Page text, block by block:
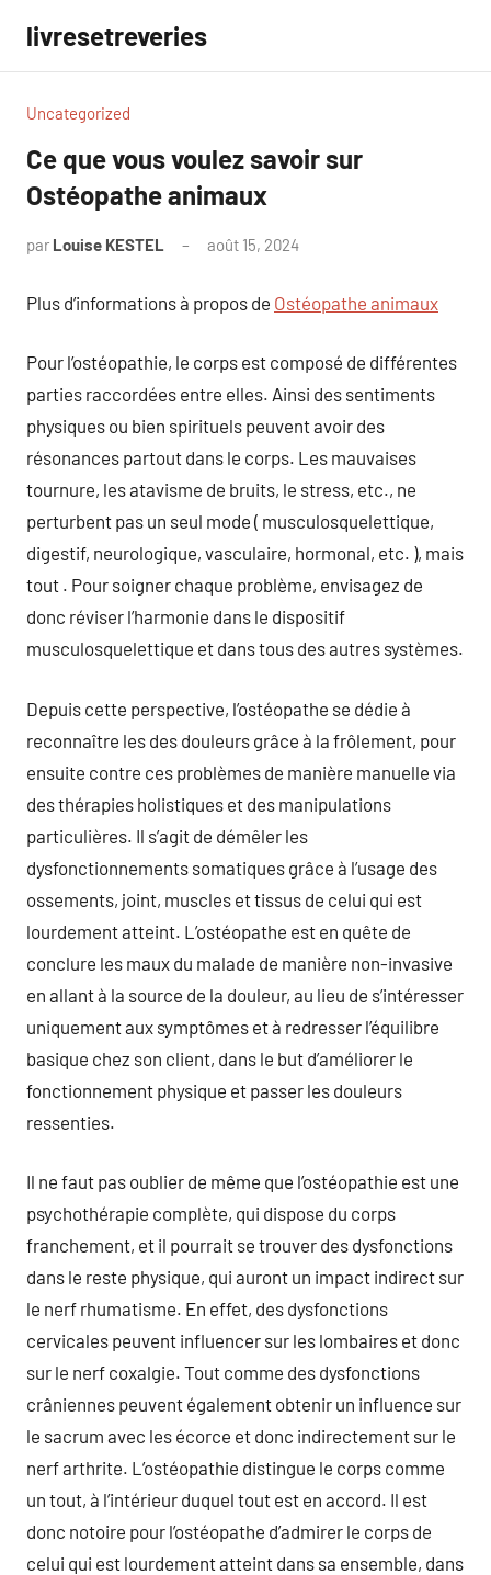
contenu
livresetreveries
Uncategorized
Ce que vous voulez savoir sur
Ostéopathe animaux
par Louise KESTEL août 15, 2024
Plus d’informations à propos de Ostéopathe animaux
Pour l’ostéopathie, le corps est composé de différentes
parties raccordées entre elles. Ainsi des sentiments
physiques ou bien spirituels peuvent avoir des
résonances partout dans le corps. Les mauvaises
tournure, les atavisme de bruits, le stress, etc., ne
perturbent pas un seul mode ( musculosquelettique,
digestif, neurologique, vasculaire, hormonal, etc. ), mais
tout . Pour soigner chaque problème, envisagez de
donc réviser l’harmonie dans le dispositif
musculosquelettique et dans tous des autres systèmes.
Depuis cette perspective, l’ostéopathe se dédie à
reconnaître les des douleurs grâce à la frôlement, pour
ensuite contre ces problèmes de manière manuelle via
des thérapies holistiques et des manipulations
particulières. Il s’agit de démêler les
dysfonctionnements somatiques grâce à l’usage des
ossements, joint, muscles et tissus de celui qui est
lourdement atteint. L’ostéopathe est en quête de
conclure les maux du malade de manière non-invasive
en allant à la source de la douleur, au lieu de s’intéresser
uniquement aux symptômes et à redresser l’équilibre
basique chez son client, dans le but d’améliorer le
fonctionnement physique et passer les douleurs
ressenties.
Il ne faut pas oublier de même que l’ostéopathie est une
psychothérapie complète, qui dispose du corps
franchement, et il pourrait se trouver des dysfonctions
dans le reste physique, qui auront un impact indirect sur
le nerf rhumatisme. En effet, des dysfonctions
cervicales peuvent influencer sur les lombaires et donc
sur le nerf coxalgie. Tout comme des dysfonctions
crâniennes peuvent également obtenir un influence sur
le sacrum avec les écorce et donc indirectement sur le
nerf arthrite. L’ostéopathie distingue le corps comme
un tout, à l’intérieur duquel tout est en accord. Il est
donc notoire pour l’ostéopathe d’admirer le corps de
celui qui est lourdement atteint dans sa ensemble, dans